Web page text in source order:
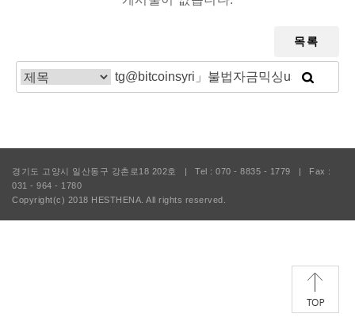
목록
경기도 고양시 일산동구 강촌로18 202호 | Tel : 070 - 8835 - 1779 |
Fax :
031 - 964 - 1780
Copyright(c) 2018 HESTHENA. All rights reserved.